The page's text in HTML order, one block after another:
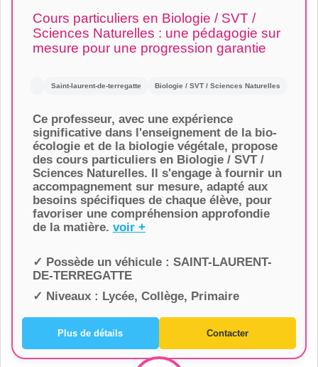
Cours particuliers en Biologie / SVT /
Sciences Naturelles : une pédagogie sur
mesure pour une progression garantie
Saint-laurent-de-terregatte Biologie / SVT / Sciences Naturelles
Ce professeur, avec une expérience
significative dans l'enseignement de la bio-
écologie et de la biologie végétale, propose
des cours particuliers en Biologie / SVT /
Sciences Naturelles. Il s'engage à fournir un
accompagnement sur mesure, adapté aux
besoins spécifiques de chaque élève, pour
favoriser une compréhension approfondie
de la matière. voir +
✓ Possède un véhicule : SAINT-LAURENT-
DE-TERREGATTE
✓ Niveaux : Lycée, Collège, Primaire
Plus de détails Contacter